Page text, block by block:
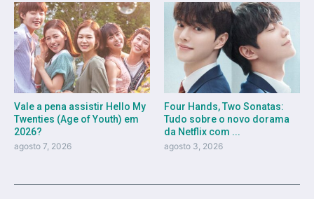
Vale a pena assistir Hello My
Twenties (Age of Youth) em
2026?
agosto 7, 2026
Four Hands, Two Sonatas:
Tudo sobre o novo dorama
da Netflix com ...
agosto 3, 2026